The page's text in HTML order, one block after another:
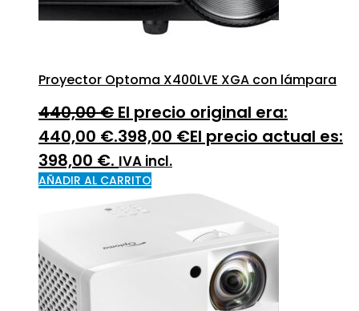
Proyector Optoma X400LVE XGA con lámpara
440,00€ El precio original era:
440,00 €.398,00 €El precio actual es:
398,00 €. IVA incl.
AÑADIR AL CARRITO